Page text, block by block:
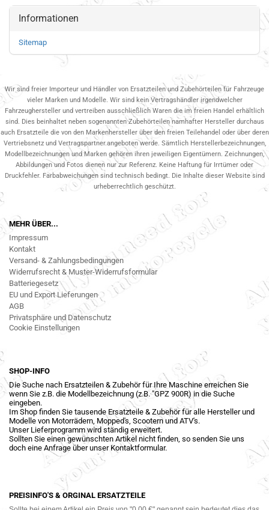
Informationen
Sitemap
Wir sind freier Importeur und Händler von Ersatzteilen und Zubehörteilen für Fahrzeuge
vieler Marken und Modelle. Wir sind kein Vertragshändler irgendwelcher
Fahrzeughersteller und vertreiben ausschließlich Waren die im freien Handel erhältlich
sind. Dies beinhaltet neben sogenannten Zubehörteilen namhafter Hersteller durchaus
auch Ersatzteile die von den Markenhersteller über den freien Teilehandel oder über deren
Vertriebsnetz und Vertragspartner.angeboten werde. Sämtlich Herstellerbezeichnungen,
Modellbezeichnungen und Marken gehören ihren jeweiligen Eigentümern. Zeichnungen,
Abbildungen und Fotos dienen nur zur Referenz. Keine Haftung für Irrtümer oder
Druckfehler. Farbabweichungen sind technisch bedingt. Die Inhalte dieser Website sind
urheberrechtlich geschützt.
MEHR ÜBER...
Impressum
Kontakt
Versand- & Zahlungsbedingungen
Widerrufsrecht & Muster-Widerrufsformular
Batteriegesetz
EU und Export Lieferungen
AGB
Privatsphäre und Datenschutz
Cookie Einstellungen
SHOP-INFO
Die Suche nach Ersatzteilen & Zubehör für Ihre Maschine erreichen Sie
wenn Sie z.B. die Modellbezeichnung (z.B. "GPZ 900R) in die Suche
eingeben.
Im Shop finden Sie tausende Ersatzteile & Zubehör für alle Hersteller und
Modelle von Motorrädern, Mopped's, Scootern und ATV's.
Unser Lieferprogramm wird ständig erweitert.
Sollten Sie einen gewünschten Artikel nicht finden, so senden Sie uns
doch eine Anfrage über unser Kontaktformular.
PREISINFO'S & ORGINAL ERSATZTEILE